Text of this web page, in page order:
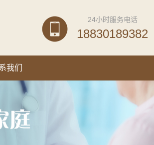
24小时服务电话
18830189382
我们